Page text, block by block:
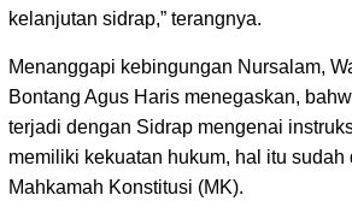
kelanjutan sidrap,” terangnya.
Menanggapi kebingungan Nursalam,
Bontang Agus Haris menegaskan,
terjadi dengan Sidrap mengenai
memiliki kekuatan hukum, hal itu
Mahkamah Konstitusi (MK).